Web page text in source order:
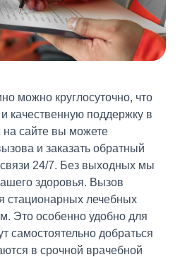
можно круглосуточно, что
качественную поддержку в
на сайте вы можете
и заказать обратный
24/7. Без выходных мы
здоровья. Вызов
стационарных лечебных
Это особенно удобно для
самостоятельно добраться
в срочной врачебной